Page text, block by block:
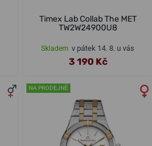
Timex Lab Collab The MET
TW2W24900U8
Skladem v pátek 14. 8. u vás
3 190 Kč
NA PRODEJNĚ